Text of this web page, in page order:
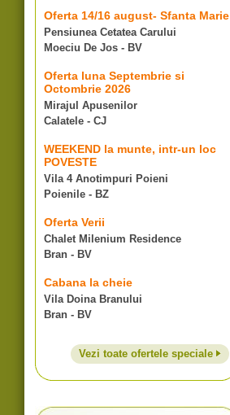
Oferta 14/16 august- Sfanta Marie
Pensiunea Cetatea Carului
Moeciu De Jos - BV
Oferta luna Septembrie si
Octombrie 2026
Mirajul Apusenilor
Calatele - CJ
WEEKEND la munte, intr-un loc
POVESTE
Vila 4 Anotimpuri Poieni
Poienile - BZ
Oferta Verii
Chalet Milenium Residence
Bran - BV
Cabana la cheie
Vila Doina Branului
Bran - BV
Vezi toate ofertele speciale